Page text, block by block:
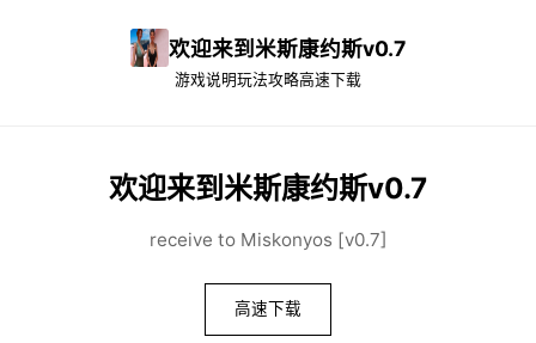
欢迎来到米斯康约斯v0.7
游戏说明玩法攻略高速下载
欢迎来到米斯康约斯v0.7
receive to Miskonyos [v0.7]
高速下载